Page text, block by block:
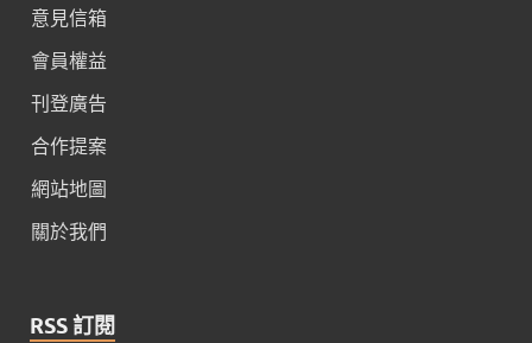
意見信箱
會員權益
刊登廣告
合作提案
網站地圖
關於我們
RSS 訂閱